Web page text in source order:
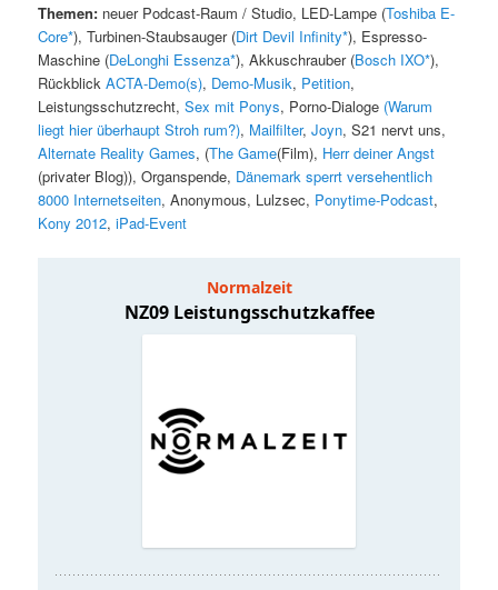
Themen: neuer Podcast-Raum / Studio, LED-Lampe (Toshiba E-
Core*), Turbinen-Staubsauger (Dirt Devil Infinity*), Espresso-
Maschine (DeLonghi Essenza*), Akkuschrauber (Bosch IXO*),
RückblickACTA-Demo(s), Demo-Musik, Petition,
Leistungsschutzrecht,Sex mit Ponys, Porno-Dialoge (Warum
liegt hier überhaupt Stroh rum?), Mailfilter,Joyn, S21 nervt uns,
Alternate Reality Games, (The Game(Film), Herr deiner Angst
(privater Blog)), Organspende, Dänemark sperrt versehentlich
8000 Internetseiten, Anonymous, Lulzsec, Ponytime-Podcast,
Kony 2012,iPad-Event